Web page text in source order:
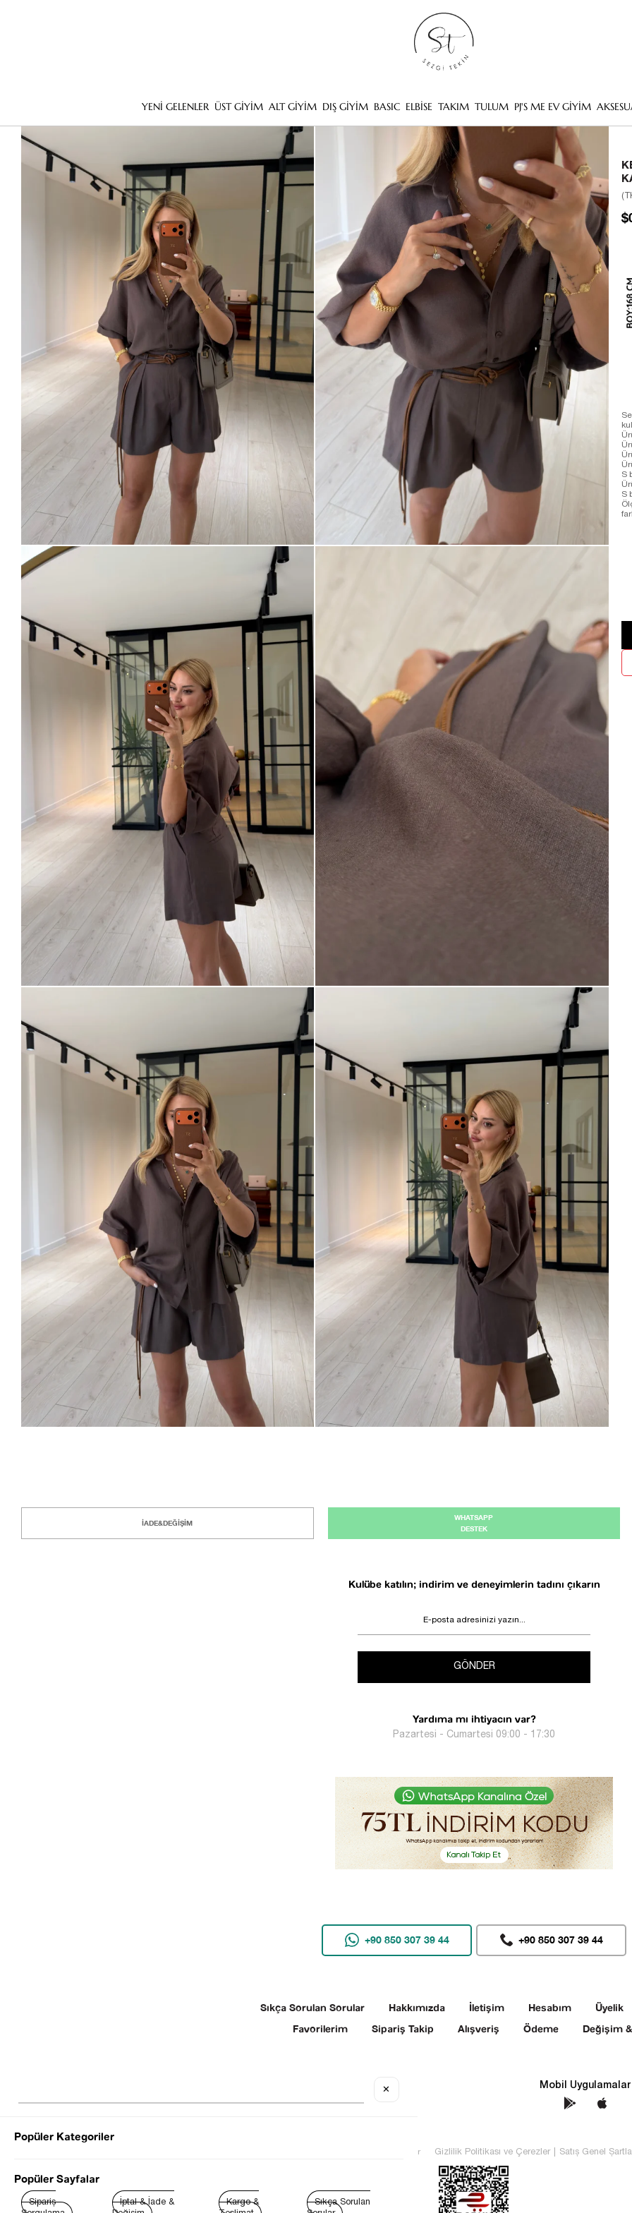
YENİ GELENLER ÜST GİYİM ALT GİYİM DIŞ GİYİM BASIC ELBİSE TAKIM TULUM PJ'S ME EV GİYİM
S
S
İADE&DEĞİŞİM
WHATSAPP
DESTEK
Kulübe katılın; indirim ve deneyimlerin tadını çıkarın
GÖNDER
Yardıma mı ihtiyacın var?
Pazartesi - Cumartesi 09:00 - 17:30
+90 850 307 39 44 +90 850 307 39 44
Sıkça Sorulan Sorular Hakkımızda İletişim Hesabım Üyelik
Favorilerim
Sipariş Takip Alışveriş Ödeme Değişim
Sosyal Medya Mobil Uygulamalar
© 2025 SEZGİ TEKİN Tüm hakları saklıdır Gizlilik Politikası ve Çerezler Satış Genel
Bültenimize Abone Olun,
Fırsatları İlk Siz Yakalayın!
İndirim ve fırsatlardan ilk sizin haberiniz olsun, kayıt
olun ve avantajlardan yararlanın!
Kampanya, duyuru ve bilgilendirmelerden E-Posta,
WhatsApp ve SMS yoluyla haberdar olmak istediğimi
belirtiyorum.
Aydınlatma metni için tıklayın
Kaydet
tarafından geliştirilmiştir.
✕
Popüler Kategoriler
Popüler Sayfalar
Sipariş
İptal & İade &
Kargo &
Sıkça Sorulan